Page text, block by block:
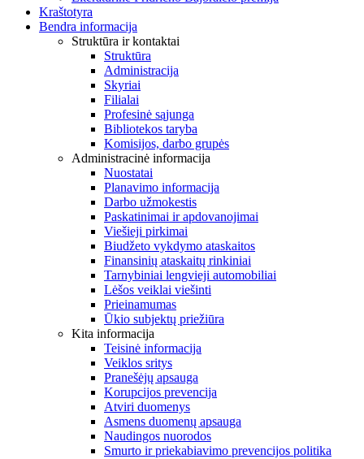
Kraštotyra
Bendra informacija
Struktūra ir kontaktai
Struktūra
Administracija
Skyriai
Filialai
Profesinė sąjunga
Bibliotekos taryba
Komisijos, darbo grupės
Administracinė informacija
Nuostatai
Planavimo informacija
Darbo užmokestis
Paskatinimai ir apdovanojimai
Viešieji pirkimai
Biudžeto vykdymo ataskaitos
Finansinių ataskaitų rinkiniai
Tarnybiniai lengvieji automobiliai
Lėšos veiklai viešinti
Prieinamumas
Ūkio subjektų priežiūra
Kita informacija
Teisinė informacija
Veiklos sritys
Pranešėjų apsauga
Korupcijos prevencija
Atviri duomenys
Asmens duomenų apsauga
Naudingos nuorodos
Smurto ir priekabiavimo prevencijos politika